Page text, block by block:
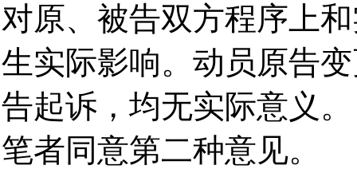
对原、被告双方程序上
生实际影响。动员原告
告起诉，均无实际意义。
笔者同意第二种意见。